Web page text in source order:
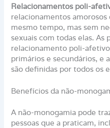
Relacionamentos poli-
relacionamentos amorosos
mesmo tempo, mas sem
sexuais com todas elas. As
relacionamento poli-
primários e secundários, e
são definidas por todos os
Benefícios da não-
A não-monogamia pode
pessoas que a praticam,